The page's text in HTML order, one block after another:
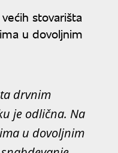
stovarišta
u dovoljnim
drvnim
je odlična. Na
u dovoljnim